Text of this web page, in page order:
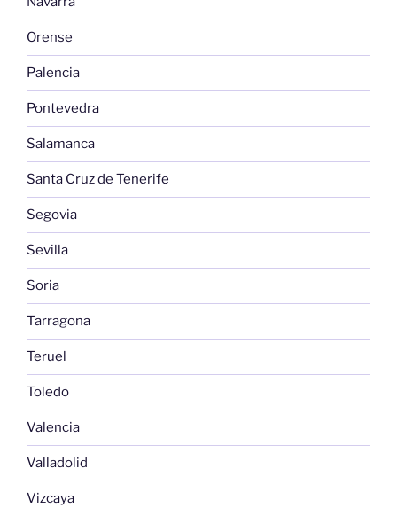
Orense
Palencia
Pontevedra
Salamanca
Santa Cruz de Tenerife
Segovia
Sevilla
Soria
Tarragona
Teruel
Toledo
Valencia
Valladolid
Vizcaya